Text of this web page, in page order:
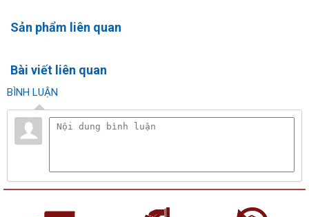
Sản phẩm liên quan
Bài viết liên quan
BÌNH LUẬN